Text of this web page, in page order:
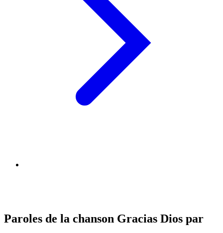
Paroles de la chanson Gracias Dios par